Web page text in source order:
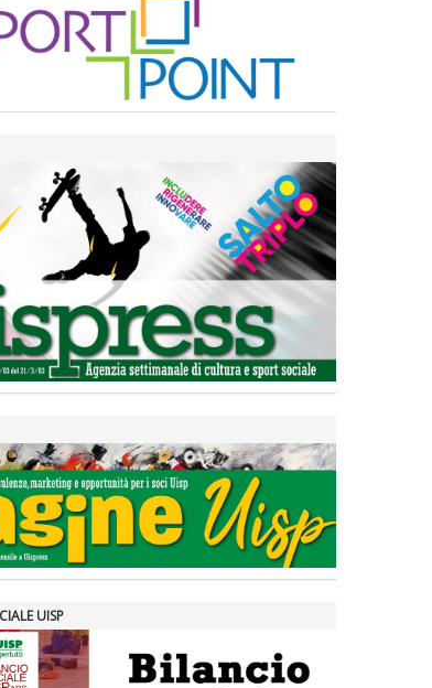
La formazione Uisp rallenta ma
prosegue anche in estate
Fondazione Terzjus: prima riunione
a Roma
UISP